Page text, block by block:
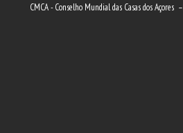
CMCA - Conselho Mundial das Casas dos Açores –